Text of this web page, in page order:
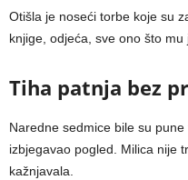
Otišla je noseći torbe koje su
knjige, odjeća, sve ono što mu
Tiha patnja bez
Naredne sedmice bile su
izbjegavao pogled. Milica nije
kažnjavala.